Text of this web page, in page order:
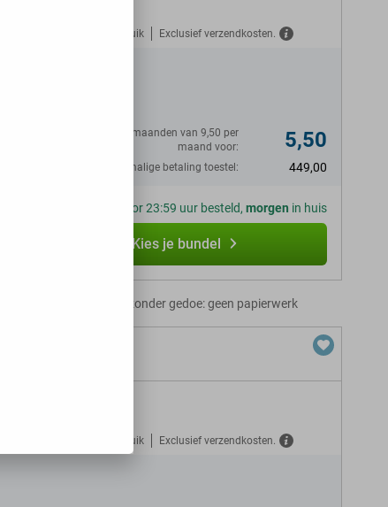
Gratis verzekerd tegen misbruik Exclusief verzendkosten.
Eerste 6 maanden van 9,50 per
maand voor:
5,50
Eenmalige betaling toestel: 449,00
Voor 23:59 uur besteld, morgen in huis
Kies je bundel
Abonnement zonder gedoe: geen papierwerk
Gratis verzekerd tegen misbruik Exclusief verzendkosten.